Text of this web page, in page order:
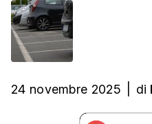
24 novembre 2025 di